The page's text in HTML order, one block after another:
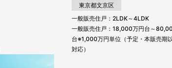
東京都文京区
一般販売住戸：2LDK～4LDK
一般販売住戸：18,000万円台～
台※1,000万円単位（予定・本販売期
対応）